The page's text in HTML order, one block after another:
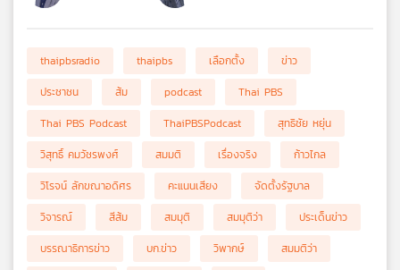
thaipbsradio thaipbs เลือกตั้ง
ข่าว
ประชาชน
ส้ม podcast
Thai PBS
Thai PBS Podcast
ThaiPBSPodcast
สุทธิชัย หยุ่น
วิสุทธิ์ คมวัชรพงศ์
สมมติ เรื่องจริง
ก้าวไกล
วิโรจน์ ลักขณาอดิศร
คะแนนเสียง
จัดตั้งรัฐบาล
วิจารณ์
สีส้ม สมมุติ สมมุติว่า
ประเด็นข่าว
บรรณาธิการข่าว
บก.ข่าว วิพากษ์
สมมติว่า